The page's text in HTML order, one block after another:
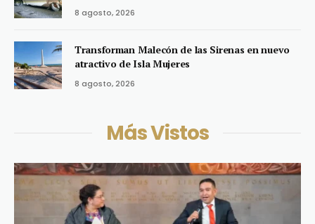
8 agosto, 2026
Transforman Malecón de las Sirenas en nuevo
atractivo de Isla Mujeres
8 agosto, 2026
Más Vistos